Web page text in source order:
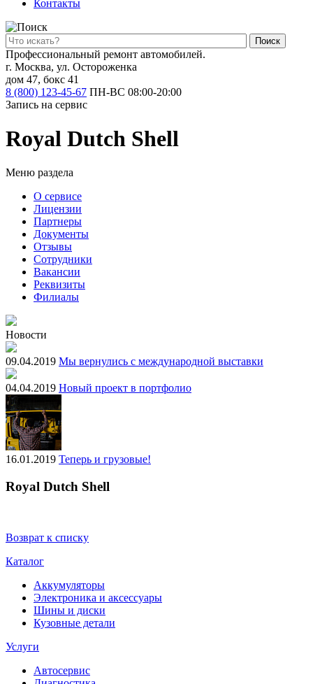
Контакты
Поиск
Профессиональный ремонт автомобилей.
г. Москва, ул. Остороженка
дом 47, бокс 41
8 (800) 123-45-67 ПН-ВС 08:00-20:00
Запись на сервис
Royal Dutch Shell
Меню раздела
О сервисе
Лицензии
Партнеры
Документы
Отзывы
Сотрудники
Вакансии
Реквизиты
Филиалы
Новости
09.04.2019 Мы вернулись с международной выставки
04.04.2019 Новый проект в портфолио
16.01.2019 Теперь и грузовые!
Royal Dutch Shell
Возврат к списку
Каталог
Аккумуляторы
Электроника и аксессуары
Шины и диски
Кузовные детали
Услуги
Автосервис